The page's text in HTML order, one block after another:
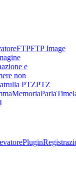
FTPFTP Image
e
non
PTZPTZ
MemoriaParla
Plugin